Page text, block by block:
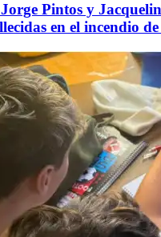
Pintos y
en el incendio